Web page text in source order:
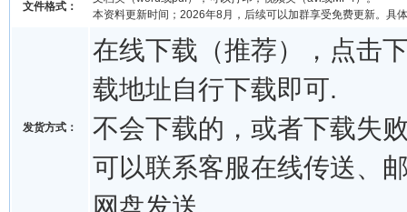
文件格式：
本资料更新时间；2026年8月，后续可以加群享受免费更新。具
发货方式：
在线下载（推荐），点击
载地址自行下载即可.
不会下载的，或者下载失
可以联系客服在线传送、